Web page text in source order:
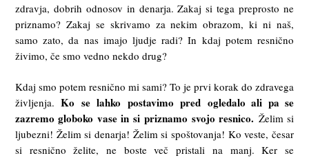
zdravja, dobrih odnosov in denarja. Zakaj si tega preprosto ne
priznamo? Zakaj se skrivamo za nekim obrazom, ki ni naš,
samo zato, da nas imajo ljudje radi? In kdaj potem resnično
živimo, če smo vedno nekdo drug?
Kdaj smo potem resnično mi sami? To je prvi korak do zdravega
življenja.Ko se lahko postavimo pred ogledalo ali pa se
zazremo globoko vase in si priznamo svojo resnico. Želim si
ljubezni! Želim si denarja! Želim si spoštovanja! Ko veste, česar
si resnično želite, ne boste več pristali na manj. Ker se